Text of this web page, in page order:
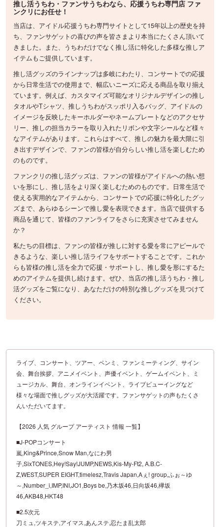
推し活うちわ・ファンサうちわなら、応援うちわ専門店 ファ
ンクリにお任せ！
当店は、アイドル応援うちわ専門サイトとして15年以上の歴史を持
ち、ファンサゲットの喜びの声を皆さまより本当にたくさん頂いて
きました。また、うちわだけでなく推し活に特化した多様な推しア
イテムもご提供しています。
推し活グッズのラインナップは多岐にわたり、コンサートでの応援
から日常生活での使用まで、幅広いニーズに応える商品を取り揃え
ています。例えば、カスタマイズ可能なオリジナルデザインの推し
タオルやTシャツ、推しうちわがスッポリ入るバッグ、アイドルの
イメージを反映したキーホルダーやネームプレートなどのアクセサ
リー、推しの担当カラーを取り入れたリボンや文字シールなど様々
なアイテムがあります。これらはすべて、推しの魅力を最大限に引
き出すデザインで、ファンの皆様が自分らしい推し活を楽しむため
のものです。
ファンクリの推し活グッズは、ファンの皆様がアイドルへの熱い想
いを形にし、推し活をより深く楽しむためのものです。日常生活で
使える実用的なアイテムから、コンサートでの応援に特化したグッ
ズまで、あらゆるシーンで推し愛を表現できます。当店で提供する
商品を通じて、皆様のファンライフをさらに充実させてみません
か？
私たちの目標は、ファンの皆様が推しに対する愛を常にアピールで
きるような、楽しい推し活ライフをサポートすることです。これか
らも皆様の推し活を全力で応援・サポートし、推し愛を形にするた
めのアイテムを提供し続けます。ぜひ、当店の推し活うちわ・推し
活グッズをご覧になり、あなただけの特別な推しグッズを見つけて
ください。
ライブ、コンサート、ツアー、ペンミ、ファンミーティング、サイン
会、舞台挨拶、アニメイベント、声優イベント、ゲームイベント、ミ
ュージカル、舞台、オンラインイベント、ライブビューイングなど
様々な場面で推しグッズが大活躍です。ファンサゲットの声もたくさ
んいただいてます。
【2026 人気 グループ アーティスト 情報 一覧】
■J-POPコンサート
嵐,King&Prince,Snow Man,なにわ男
子,SixTONES,Hey!Say!JUMP,NEWS,Kis-My-Ft2, A.B.C-
Z,WEST,SUPER EIGHT,timelesz,Travis Japan,Aぇ! group,ふぉ～ゆ
～,Number_i,IMP,INI,JO1,Boys be,乃木坂46,日向坂46,欅坂
46,AKB48,HKT48
■2.5次元
刀ミュ,ツキステ,アイマス,あんステ,忍たま乱太郎